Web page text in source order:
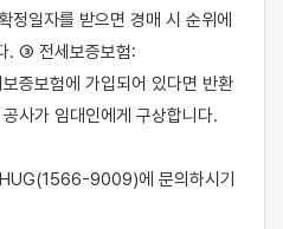
일자를 받으면 경매 시 순위에
. ③ 전세보증보험:
증보험에 가입되어 있다면 반환
사가 임대인에게 구상합니다.
9009)에 문의하시기